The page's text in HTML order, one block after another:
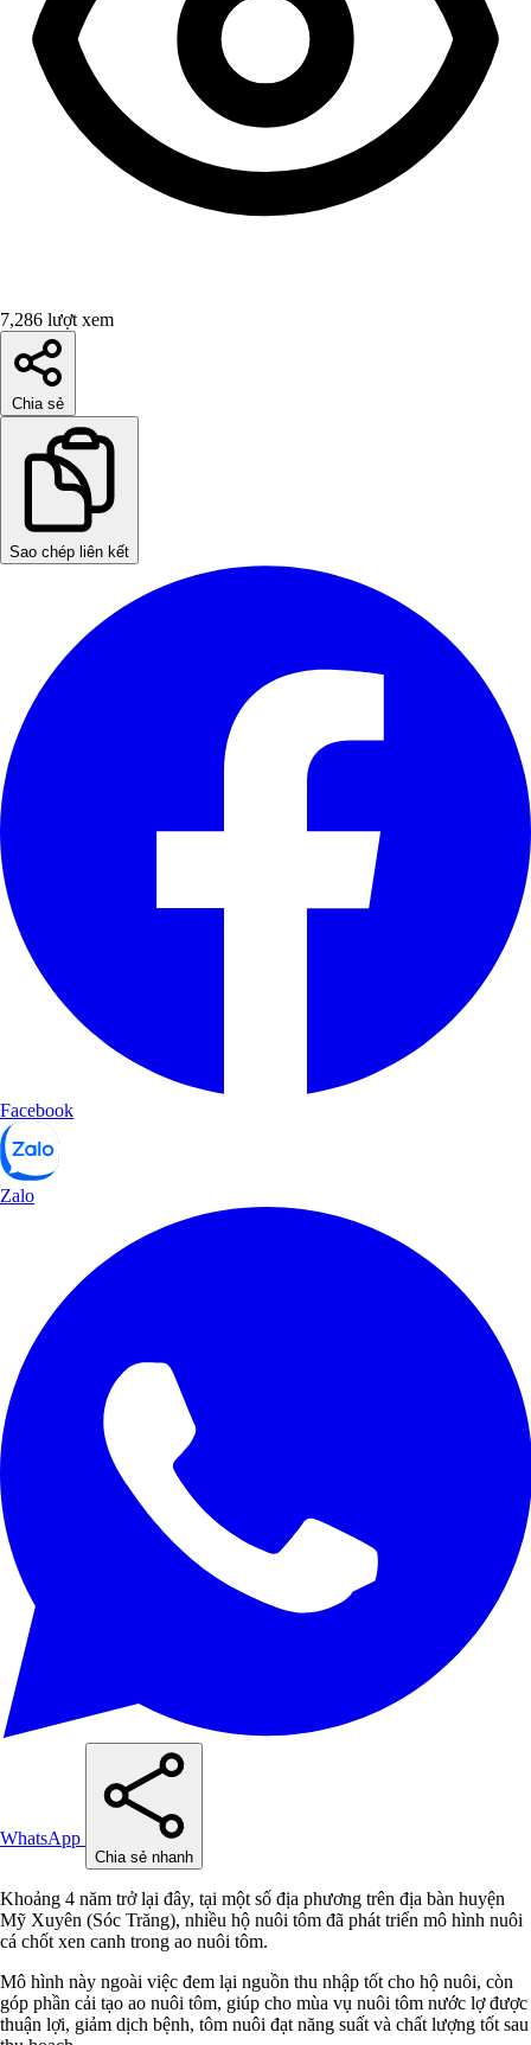
7,286 lượt xem
Chia sẻ
Sao chép liên kết
Facebook
Zalo
WhatsApp
Chia sẻ nhanh
Khoảng 4 năm trở lại đây, tại một số địa phương trên địa bàn huyện
Mỹ Xuyên (Sóc Trăng), nhiều hộ nuôi tôm đã phát triển mô hình nuôi
cá chốt xen canh trong ao nuôi tôm.
Mô hình này ngoài việc đem lại nguồn thu nhập tốt cho hộ nuôi, còn
góp phần cải tạo ao nuôi tôm, giúp cho mùa vụ nuôi tôm nước lợ được
thuận lợi, giảm dịch bệnh, tôm nuôi đạt năng suất và chất lượng tốt sau